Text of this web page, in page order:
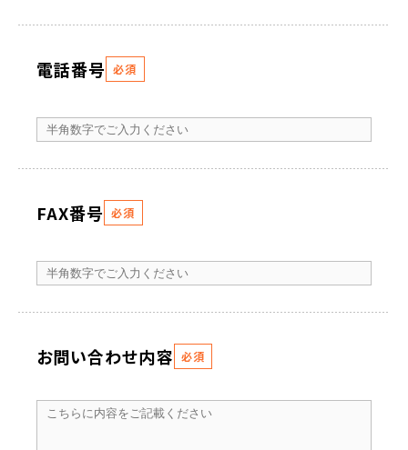
電話番号 必須
FAX番号 必須
お問い合わせ内容 必須